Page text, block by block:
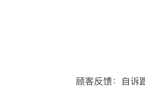
顾客反馈：自诉